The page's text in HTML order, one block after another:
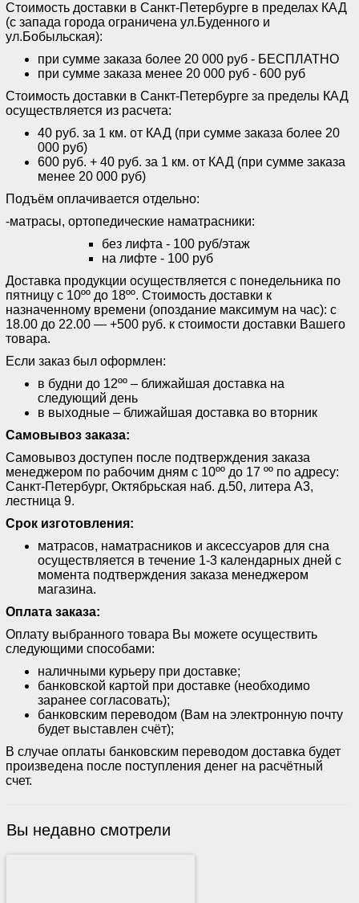
Стоимость доставки в Санкт-Петербурге в пределах КАД
(с запада города ограничена ул.Буденного и
ул.Бобыльская):
при сумме заказа более 20 000 руб - БЕСПЛАТНО
при сумме заказа менее 20 000 руб - 600 руб
Стоимость доставки в Санкт-Петербурге за пределы КАД
осуществляется из расчета:
40 руб. за 1 км. от КАД (при сумме заказа более 20
000 руб)
600 руб. + 40 руб. за 1 км. от КАД (при сумме заказа
менее 20 000 руб)
Подъём оплачивается отдельно:
-матрасы, ортопедические наматрасники:
без лифта - 100 руб/этаж
на лифте - 100 руб
Доставка продукции осуществляется с понедельника по
пятницу с 10ºº до 18ºº. Стоимость доставки к
назначенному времени (опоздание максимум на час): с
18.00 до 22.00 — +500 руб. к стоимости доставки Вашего
товара.
Если заказ был оформлен:
в будни до 12ºº – ближайшая доставка на
следующий день
в выходные – ближайшая доставка во вторник
Самовывоз заказа:
Самовывоз доступен после подтверждения заказа
менеджером по рабочим дням с 10ºº до 17 ºº по адресу:
Санкт-Петербург, Октябрьская наб. д.50, литера А3,
лестница 9.
Срок изготовления:
матрасов, наматрасников и аксессуаров для сна
осуществляется в течение 1-3 календарных дней с
момента подтверждения заказа менеджером
магазина.
Оплата заказа:
Оплату выбранного товара Вы можете осуществить
следующими способами:
наличными курьеру при доставке;
банковской картой при доставке (необходимо
заранее согласовать);
банковским переводом (Вам на электронную почту
будет выставлен счёт);
В случае оплаты банковским переводом доставка будет
произведена после поступления денег на расчётный
счет.
Вы недавно смотрели